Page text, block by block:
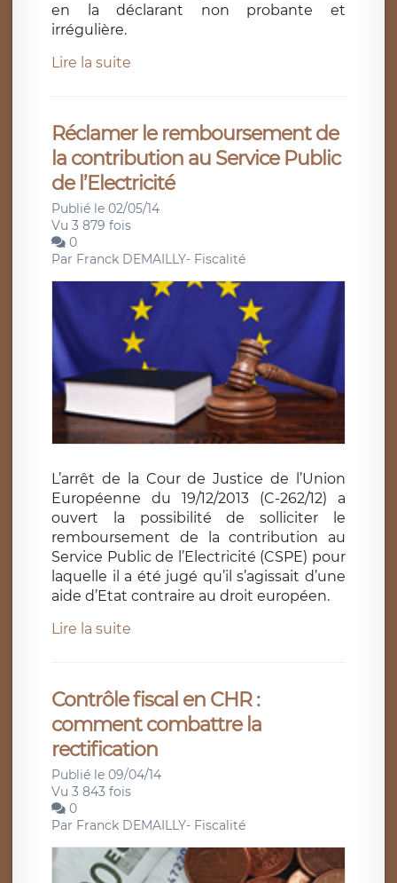
en la déclarant non probante et
irrégulière.
Lire la suite
Réclamer le remboursement de
la contribution au Service Public
de l’Electricité
Publié le 02/05/14
Vu 3 879 fois
0
Par Franck DEMAILLY- Fiscalité
L’arrêt de la Cour de Justice de l’Union
Européenne du 19/12/2013 (C-262/12) a
ouvert la possibilité de solliciter le
remboursement de la contribution au
Service Public de l’Electricité (CSPE) pour
laquelle il a été jugé qu’il s’agissait d’une
aide d’Etat contraire au droit européen.
Lire la suite
Contrôle fiscal en CHR :
comment combattre la
rectification
Publié le 09/04/14
Vu 3 843 fois
0
Par Franck DEMAILLY- Fiscalité